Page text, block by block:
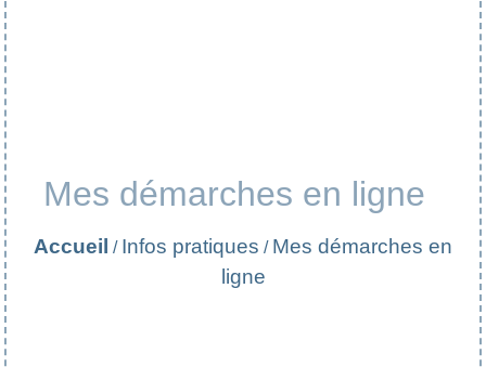
Mes démarches en ligne
Accueil / Infos pratiques / Mes démarches en
ligne